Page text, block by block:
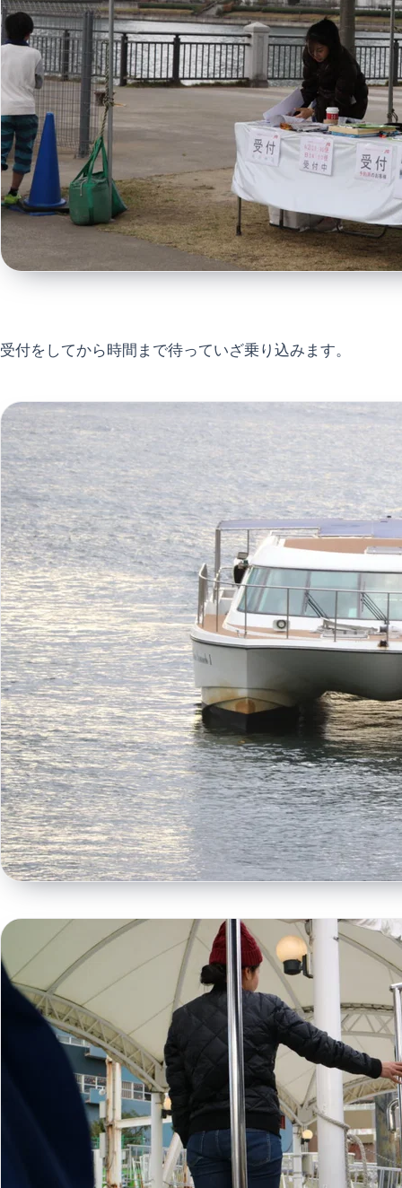
受付をしてから時間まで待っていざ乗り込みます。